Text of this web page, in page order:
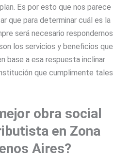
Es por esto que nos parece
que para determinar cuál es la
será necesario respondernos
los servicios y beneficios que
base a esa respuesta inclinar
que cumplimente tales
obra social
en Zona
Aires?